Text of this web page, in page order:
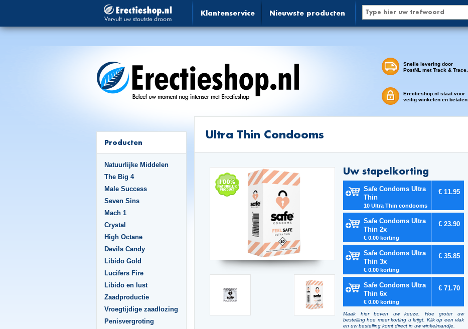
Klantenservice Nieuwste producten
Snelle levering door
PostNL met Track & Trace.
Erectieshop.nl staat voor
veilig winkelen en betalen.
Producten
Natuurlijke Middelen
The Big 4
Male Success
Seven Sins
Mach 1
Crystal
High Octane
Devils Candy
Libido Gold
Lucifers Fire
Libido en lust
Zaadproductie
Vroegtijdige zaadlozing
Penisvergroting
Ultra Thin Condooms
Uw stapelkorting
Safe Condoms Ultra
Thin
10 Ultra Thin condooms
€ 11.95
Safe Condoms Ultra
Thin 2x
€ 0.00 korting
€ 23.90
Safe Condoms Ultra
Thin 3x
€ 0.00 korting
€ 35.85
Safe Condoms Ultra
Thin 6x
€ 0.00 korting
€ 71.70
Maak hier boven uw keuze. Hoe groter uw
bestelling hoe meer korting u krijgt. Klik op een vlak
en uw bestelling komt direct in uw winkelmandje.